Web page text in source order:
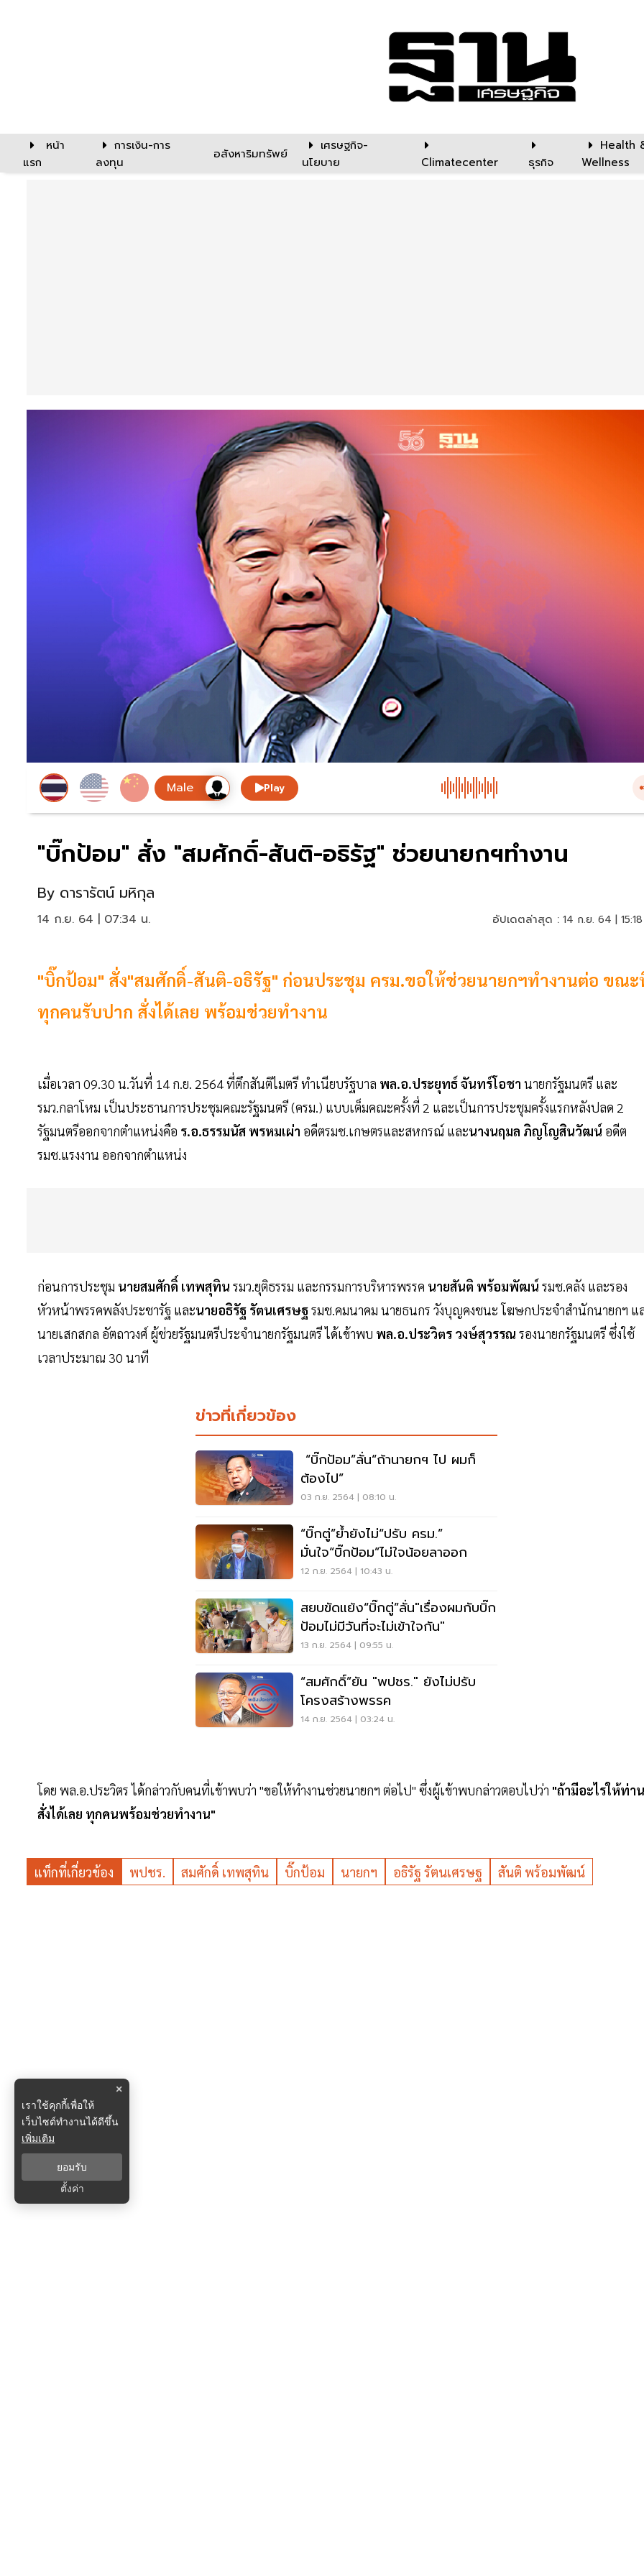
หน้า
แรก
การเงิน-การ
ลงทุน
อสังหาริมทรัพย์
เศรษฐกิจ-
นโยบาย
Climatecenter ธุรกิจ
Health
Wellness
Play
"บิ๊กป้อม" สั่ง "สมศักดิ์-สันติ-อธิรัฐ" ช่วยนายกฯทำงาน
By ดารารัตน์ มหิกุล
14 ก.ย. 64 | 07:34 น. อัปเดตล่าสุด : 14 ก.ย. 64 |
"บิ๊กป้อม" สั่ง"สมศักดิ์-สันติ-อธิรัฐ" ก่อนประชุม ครม.ขอให้ช่วยนายกฯทำงานต่อ ขณ
ทุกคนรับปาก สั่งได้เลย พร้อมช่วยทำงาน
เมื่อเวลา 09.30 น.วันที่ 14 ก.ย. 2564 ที่ตึกสันติไมตรี ทำเนียบรัฐบาล พล.อ.ประยุทธ์ จันทร์โอชา นายกรัฐมนตรี และ
รมว.กลาโหม เป็นประธานการประชุมคณะรัฐมนตรี (ครม.) แบบเต็มคณะครั้งที่ 2 และเป็นการประชุมครั้งแรกหลังปลด 2
รัฐมนตรีออกจากตำแหน่งคือ ร.อ.ธรรมนัส พรหมเผ่า อดีตรมช.เกษตรและสหกรณ์ และนางนฤมล ภิญโญสินวัฒน์ อดีต
รมช.แรงงาน ออกจากตำแหน่ง
ก่อนการประชุม นายสมศักดิ์ เทพสุทิน รมว.ยุติธรรม และกรรมการบริหารพรรค นายสันติ พร้อมพัฒน์ รมช.คลัง และรอง
หัวหน้าพรรคพลังประชารัฐ และนายอธิรัฐ รัตนเศรษฐรมช.คมนาคม นายธนกร วังบุญคงชนะ โฆษกประจำสำนักนายกฯ แ
นายเสกสกล อัตถาวงศ์ ผู้ช่วยรัฐมนตรีประจำนายกรัฐมนตรี ได้เข้าพบ พล.อ.ประวิตร วงษ์สุวรรณ รองนายกรัฐมนตรี ซึ่งใช้
เวลาประมาณ 30 นาที
ข่าวที่เกี่ยวข้อง
“บิ๊กป้อม”ลั่น“ถ้านายกฯ ไป ผมก็
ต้องไป”
03 ก.ย. 2564 | 08:10 น.
“บิ๊กตู่”ย้ำยังไม่“ปรับ ครม.”
มั่นใจ“บิ๊กป้อม”ไม่ใจน้อยลาออก
12 ก.ย. 2564 | 10:43 น.
สยบขัดแย้ง“บิ๊กตู่”ลั่น"เรื่องผมกับบิ๊ก
ป้อมไม่มีวันที่จะไม่เข้าใจกัน"
13 ก.ย. 2564 | 09:55 น.
“สมศักดิ์”ยัน "พปชร." ยังไม่ปรับ
โครงสร้างพรรค
14 ก.ย. 2564 | 03:24 น.
โดย พล.อ.ประวิตร ได้กล่าวกับคนที่เข้าพบว่า "ขอให้ทำงานช่วยนายกฯ ต่อไป" ซึ่งผู้เข้าพบกล่าวตอบไปว่า "ถ้ามีอะไรให้ท่าน
สั่งได้เลย ทุกคนพร้อมช่วยทำงาน"
แท็กที่เกี่ยวข้อง พปชร. สมศักดิ์ เทพสุทิน บิ๊กป้อม นายกฯ อธิรัฐ รัตนเศรษฐ สันติ พร้อมพัฒน์
×
เราใช้คุกกี้เพื่อให้
เว็บไซต์ทำงานได้ดีขึ้น
เพิ่มเติม
ยอมรับ
ตั้งค่า